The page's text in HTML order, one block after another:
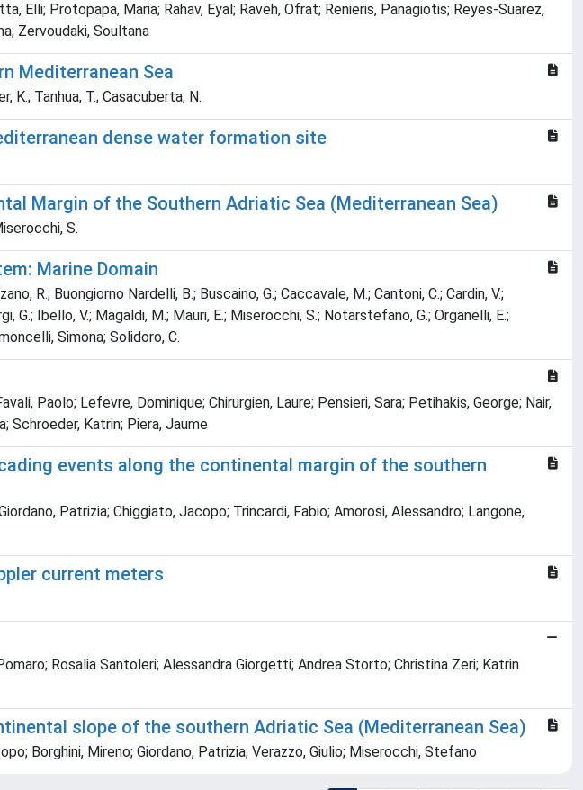
Elli; Protopapa, Maria; Rahav, Eyal; Raveh, Ofrat; Renieris, Panagiotis; Reyes-Suarez,
Zervoudaki, Soultana
Mediterranean Sea
K.; Tanhua, T.; Casacuberta, N.
dense water formation site
Margin of the Southern Adriatic Sea (Mediterranean Sea)
S.
Marine Domain
R.; Buongiorno Nardelli, B.; Buscaino, G.; Caccavale, M.; Cantoni, C.; Cardin, V.;
G.; Ibello, V.; Magaldi, M.; Mauri, E.; Miserocchi, S.; Notarstefano, G.; Organelli, E.;
Simona; Solidoro, C.
Paolo; Lefevre, Dominique; Chirurgien, Laure; Pensieri, Sara; Petihakis, George; Nair,
Schroeder, Katrin; Piera, Jaume
events along the continental margin of the southern
Patrizia; Chiggiato, Jacopo; Trincardi, Fabio; Amorosi, Alessandro; Langone,
current meters
Rosalia Santoleri; Alessandra Giorgetti; Andrea Storto; Christina Zeri; Katrin
slope of the southern Adriatic Sea (Mediterranean Sea)
Borghini, Mireno; Giordano, Patrizia; Verazzo, Giulio; Miserocchi, Stefano